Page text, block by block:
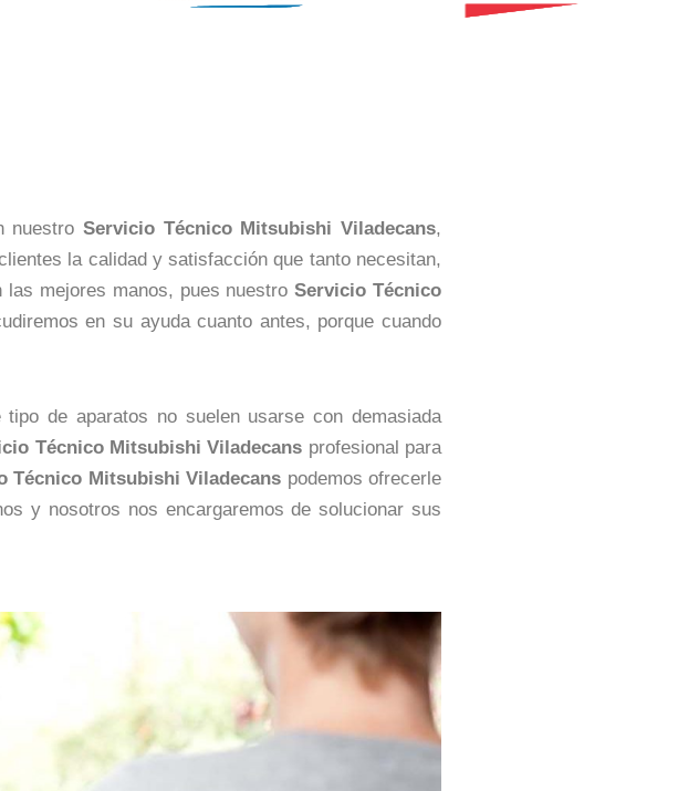
nuestro Servicio Técnico Mitsubishi Viladecans,
la calidad y satisfacción que tanto necesitan,
las mejores manos, pues nuestroServicio Técnico
en su ayuda cuanto antes, porque cuando
de aparatos no suelen usarse con demasiada
Técnico Mitsubishi Viladecans profesional para
Técnico Mitsubishi Viladecans podemos ofrecerle
y nosotros nos encargaremos de solucionar sus